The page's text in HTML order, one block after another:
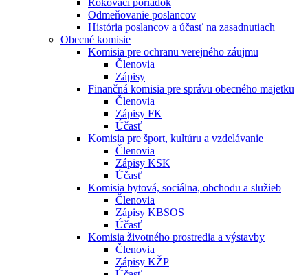
Rokovací poriadok
Odmeňovanie poslancov
História poslancov a účasť na zasadnutiach
Obecné komisie
Komisia pre ochranu verejného záujmu
Členovia
Zápisy
Finančná komisia pre správu obecného majetku
Členovia
Zápisy FK
Účasť
Komisia pre šport, kultúru a vzdelávanie
Členovia
Zápisy KSK
Účasť
Komisia bytová, sociálna, obchodu a služieb
Členovia
Zápisy KBSOS
Účasť
Komisia životného prostredia a výstavby
Členovia
Zápisy KŽP